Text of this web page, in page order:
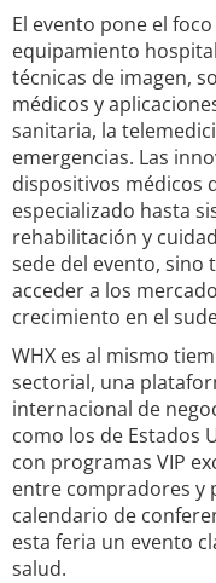
El evento pone el
equipamiento
técnicas de imagen,
médicos y
sanitaria, la
emergencias. Las
dispositivos médicos
especializado hasta
rehabilitación y
sede del evento,
acceder a los
crecimiento en el
WHX es al mismo
sectorial, una
internacional de
como los de Estados
con programas VIP
entre compradores y
calendario de
esta feria un evento
salud.